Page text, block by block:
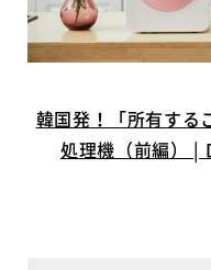
韓国発！「所有する
処理機（前編）